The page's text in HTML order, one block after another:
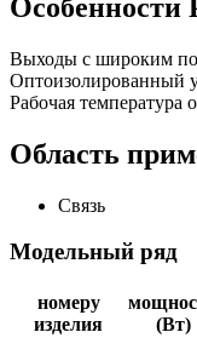
Особенности
Выходы с широким
Оптоизолированный
Рабочая температура
Область
Связь
Модельный ряд
номеру
изделия
(Вт)